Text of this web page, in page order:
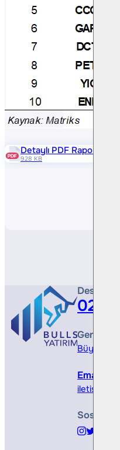
Detaylı PDF Raporu
928 KB
Destek
0212
Genel
Email
Sosyal